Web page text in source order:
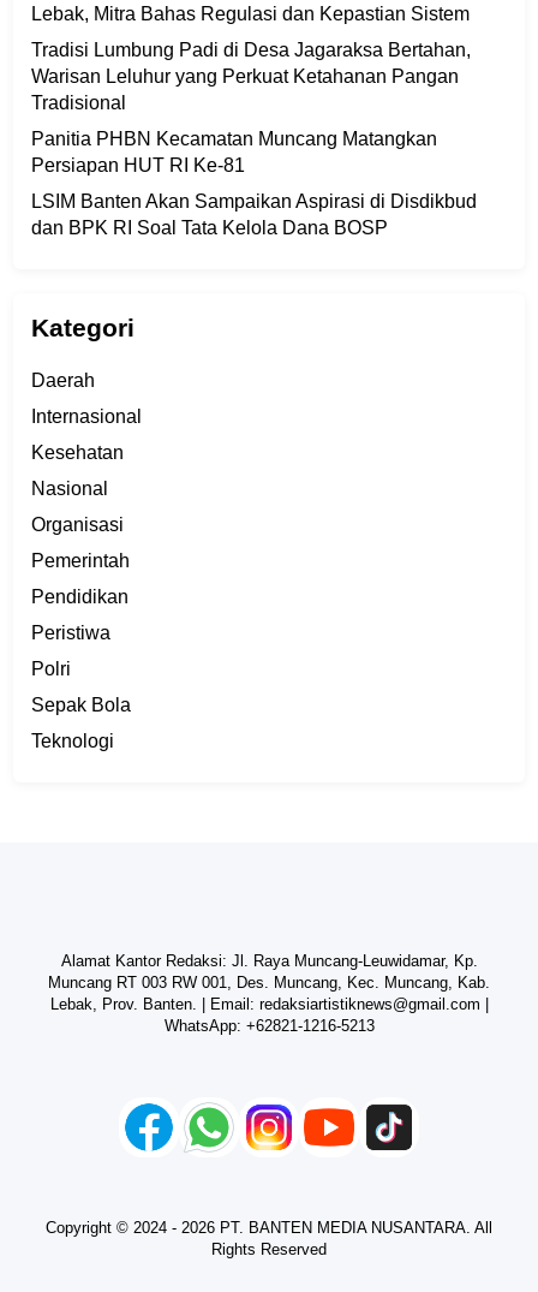
Lebak, Mitra Bahas Regulasi dan Kepastian Sistem
Tradisi Lumbung Padi di Desa Jagaraksa Bertahan,
Warisan Leluhur yang Perkuat Ketahanan Pangan
Tradisional
Panitia PHBN Kecamatan Muncang Matangkan
Persiapan HUT RI Ke-81
LSIM Banten Akan Sampaikan Aspirasi di Disdikbud
dan BPK RI Soal Tata Kelola Dana BOSP
Kategori
Daerah
Internasional
Kesehatan
Nasional
Organisasi
Pemerintah
Pendidikan
Peristiwa
Polri
Sepak Bola
Teknologi
Alamat Kantor Redaksi: Jl. Raya Muncang-Leuwidamar, Kp.
Muncang RT 003 RW 001, Des. Muncang, Kec. Muncang, Kab.
Lebak, Prov. Banten. | Email: redaksiartistiknews@gmail.com
WhatsApp: +62821-1216-5213
Copyright © 2024 - 2026 PT. BANTEN MEDIA NUSANTARA. All
Rights Reserved